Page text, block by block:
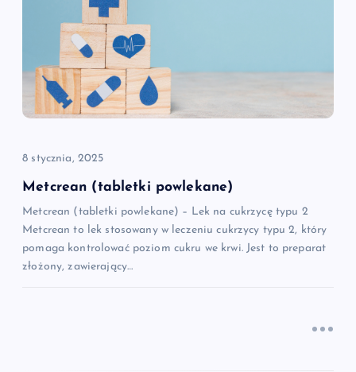
a
w
p
s
u
8 stycznia, 2025
Metcrean (tabletki powlekane)
Metcrean (tabletki powlekane) – Lek na cukrzycę typu 2
Metcrean to lek stosowany w leczeniu cukrzycy typu 2, który
pomaga kontrolować poziom cukru we krwi. Jest to preparat
złożony, zawierający…